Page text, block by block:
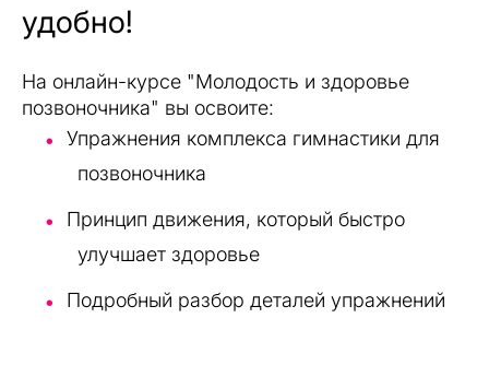
удобно!
На онлайн-курсе "Молодость и здоровье
позвоночника" вы освоите:
Упражнения комплекса гимнастики для
позвоночника
Принцип движения, который быстро
улучшает здоровье
Подробный разбор деталей упражнений